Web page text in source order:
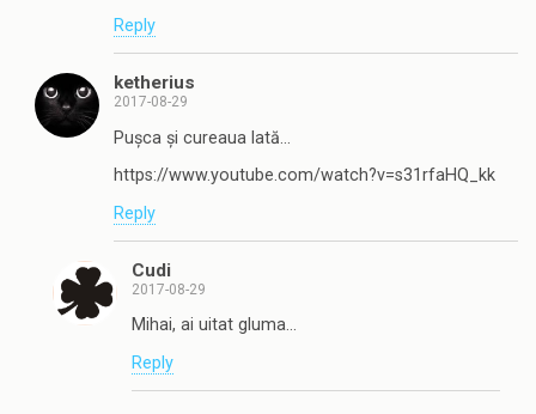
Reply
ketherius
2017-08-29
Pușca și cureaua lată…
https://www.youtube.com/watch?v=s31rfaHQ_kk
Reply
Cudi
2017-08-29
Mihai, ai uitat gluma…
Reply